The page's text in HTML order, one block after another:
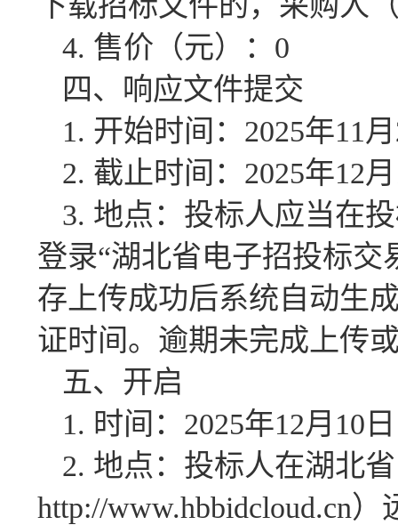
4. 售价（元）：0
四、响应文件提交
1. 开始时间：2025年11
2. 截止时间：2025年12
3. 地点：投标人应当在
登录“湖北省电子招投标
存上传成功后系统自动生
证时间。逾期未完成上传
五、开启
1. 时间：2025年12月10
2. 地点：投标人在湖北
http://www.hbbidcloud.cn）